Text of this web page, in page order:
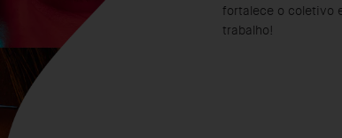
fortalece o coletivo
trabalho!